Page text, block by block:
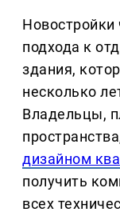
Новостройки
подхода к
здания,
несколько
Владельцы,
дизайном
получить
всех